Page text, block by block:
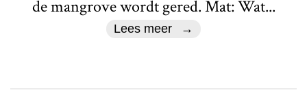
de mangrove wordt gered. Mat: Wat...
Lees meer